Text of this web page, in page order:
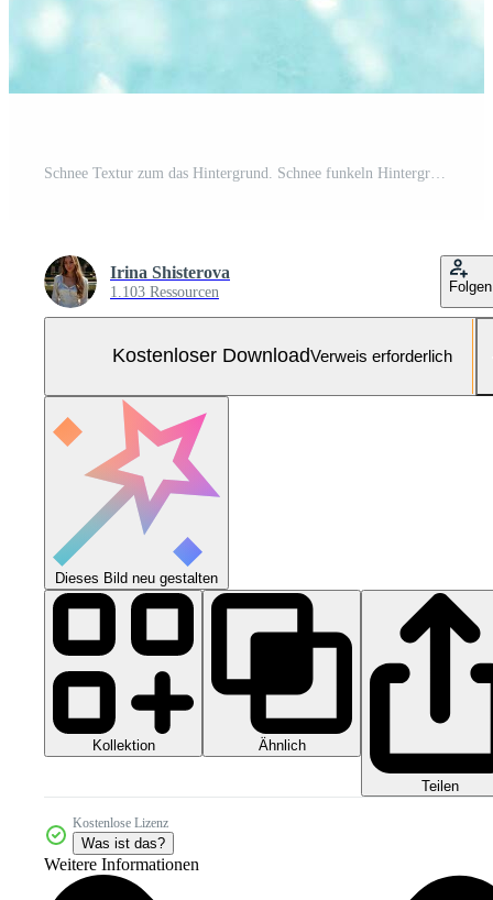
Irina Shisterova
1.103 Ressourcen Folgen
Kostenloser DownloadVerweis erforderlich
Dieses Bild neu gestalten
Kollektion Ähnlich
Teilen
Kostenlose Lizenz
Was ist das?
Weitere Informationen